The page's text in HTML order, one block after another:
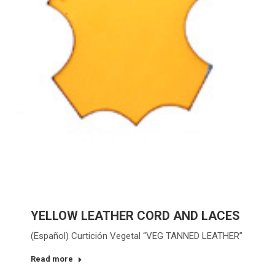
YELLOW LEATHER CORD AND LACES
(Español) Curtición Vegetal “VEG TANNED LEATHER”
Read more